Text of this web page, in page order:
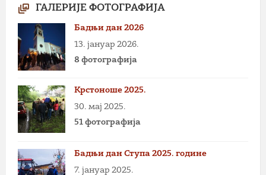
ГАЛЕРИЈЕ ФОТОГРАФИЈА
Бадњи дан 2026
13. јануар 2026.
8 фотографија
Крстоноше 2025.
30. мај 2025.
51 фотографија
Бадњи дан Ступа 2025. године
7. јануар 2025.